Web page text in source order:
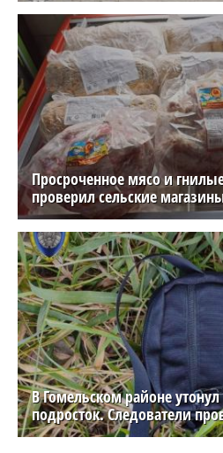
Просроченное мясо и
проверил сельские
В Гомельском районе
подросток. Следователи